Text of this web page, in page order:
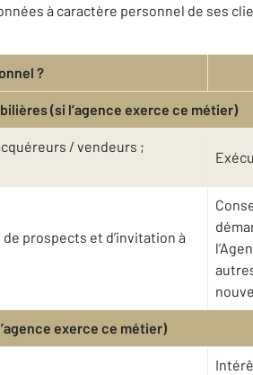
à caractère personnel de ses
?
(si l’agence exerce ce métier)
/ vendeurs ;
prospects et d’invitation à
exerce ce métier)